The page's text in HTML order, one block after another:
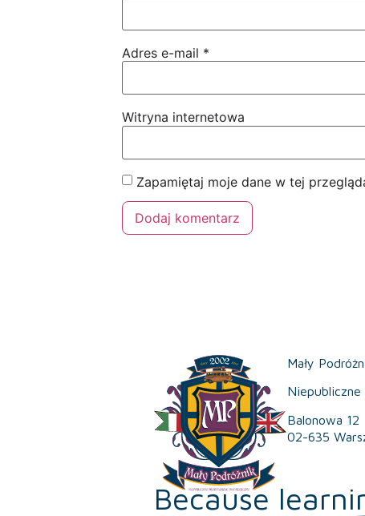
Adres e-mail *
Witryna internetowa
Zapamiętaj moje dane w tej
Mały
Niepubliczne
Balonowa 12
02-635
Because